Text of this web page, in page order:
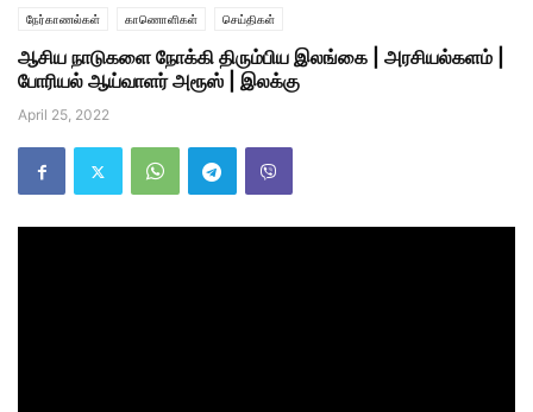
நேர்காணல்கள் காணாெளிகள் செய்திகள்
ஆசிய நாடுகளை நோக்கி திரும்பிய இலங்கை | அரசியல்களம் |
போரியல் ஆய்வாளர் அரூஸ் | இலக்கு
April 25, 2022